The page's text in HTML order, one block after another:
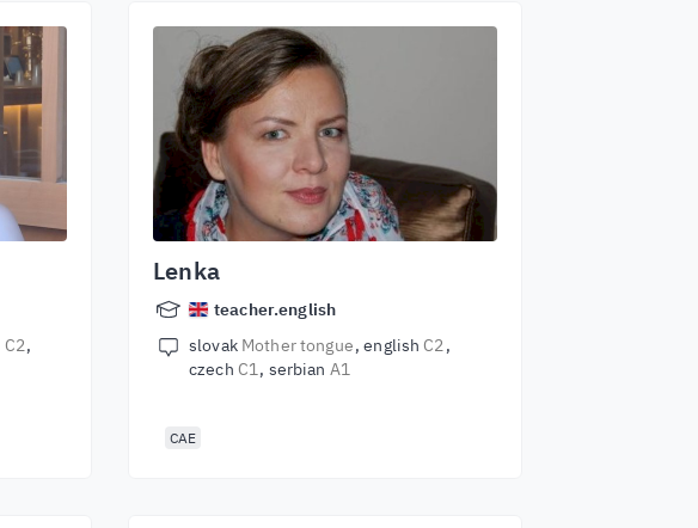
C2
Lenka
teacher.english
slovak Mother tongue english C2
czech C1 serbian A1
CAE